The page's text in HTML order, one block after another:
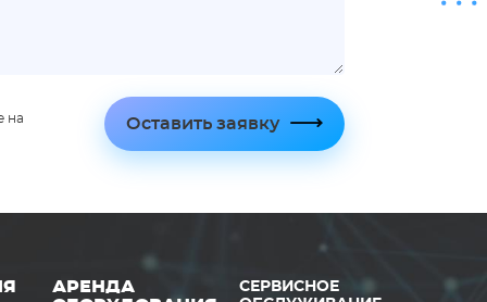
на Оставить заявку
АРЕНДА
СЕРВИСНОЕ